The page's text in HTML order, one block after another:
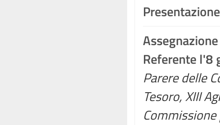
Assegnazione
Referente l'8
Parere delle
Tesoro, XIII